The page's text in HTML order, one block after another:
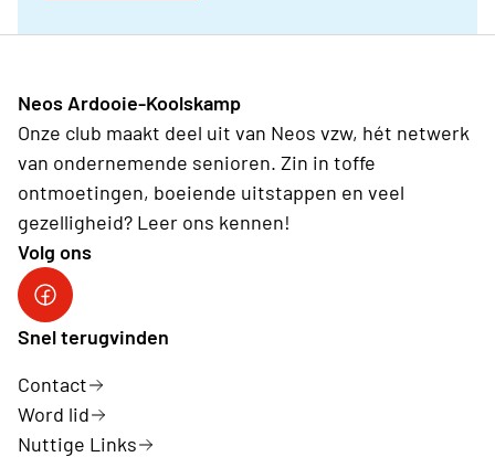
Neos Ardooie-Koolskamp
Onze club maakt deel uit van Neos vzw, hét netwerk
van ondernemende senioren. Zin in toffe
ontmoetingen, boeiende uitstappen en veel
gezelligheid? Leer ons kennen!
Volg ons
Neos Ardooie-Koolskamp
Snel terugvinden
Contact
Word lid
Nuttige Links